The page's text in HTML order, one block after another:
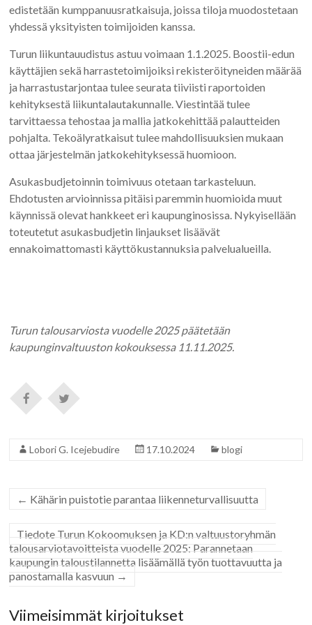
edistetään kumppanuusratkaisuja, joissa tiloja muodostetaan
yhdessä yksityisten toimijoiden kanssa.
Turun liikuntauudistus astuu voimaan 1.1.2025. Boostii-edun
käyttäjien sekä harrastetoimijoiksi rekisteröityneiden määrää
ja harrastustarjontaa tulee seurata tiiviisti raportoiden
kehityksestä liikuntalautakunnalle. Viestintää tulee
tarvittaessa tehostaa ja mallia jatkokehittää palautteiden
pohjalta. Tekoälyratkaisut tulee mahdollisuuksien mukaan
ottaa järjestelmän jatkokehityksessä huomioon.
Asukasbudjetoinnin toimivuus otetaan tarkasteluun.
Ehdotusten arvioinnissa pitäisi paremmin huomioida muut
käynnissä olevat hankkeet eri kaupunginosissa. Nykyisellään
toteutetut asukasbudjetin linjaukset lisäävät
ennakoimattomasti käyttökustannuksia palvelualueilla.
Turun talousarviosta vuodelle 2025 päätetään
kaupunginvaltuuston kokouksessa 11.11.2025.
Lobori G. Icejebudire 17.10.2024 blogi
← Kähärin puistotie parantaa liikenneturvallisuutta
Tiedote Turun Kokoomuksen ja KD:n valtuustoryhmän
talousarviotavoitteista vuodelle 2025: Parannetaan
kaupungin taloustilannetta lisäämällä työn tuottavuutta ja
panostamalla kasvuun →
Viimeisimmät kirjoitukset